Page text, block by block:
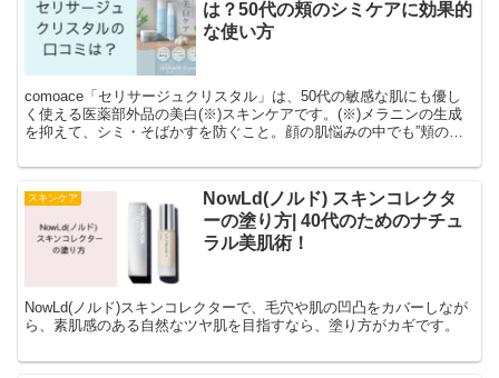
は？50代の頬のシミケアに効果的
な使い方
comoace「セリサージュクリスタル」は、50代の敏感な肌にも優し
く使える医薬部外品の美白(※)スキンケアです。(※)メラニンの生成
を抑えて、シミ・そばかすを防ぐこと。顔の肌悩みの中でも”頬のシ
してくれます。
スキンケア
NowLd(ノルド) スキンコレクタ
ーの塗り方| 40代のためのナチュ
ラル美肌術！
NowLd(ノルド)スキンコレクターで、毛穴や肌の凹凸をカバーしなが
ら、素肌感のある自然なツヤ肌を目指すなら、塗り方がカギです。